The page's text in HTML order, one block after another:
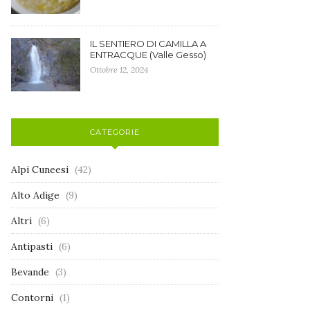
IL SENTIERO DI CAMILLA A
ENTRACQUE (Valle Gesso)
Ottobre 12, 2024
CATEGORIE
Alpi Cuneesi (42)
Alto Adige (9)
Altri (6)
Antipasti (6)
Bevande (3)
Contorni (1)